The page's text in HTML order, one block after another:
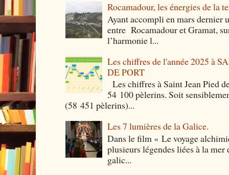
Rocamadour, les énergies de la
Ayant accompli en mars dernier
entre Rocamadour et Gramat,
l’harmonie l...
Les chiffres de l'année 2025 à
DE PORT
Les chiffres à Saint Jean Pied
54 100 pèlerins. Soit
(58 451 pèlerins)...
Les 7 lumières de la Galice.
Dans le film « Le voyage
plusieurs légendes liées à la mer
galic...